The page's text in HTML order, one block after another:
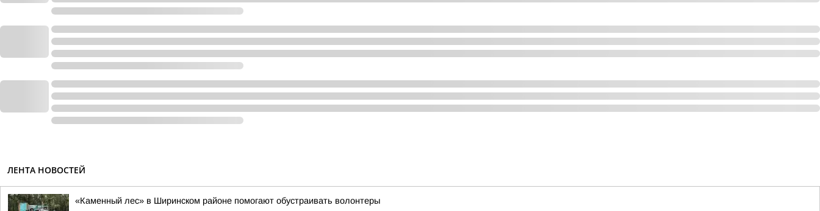
ЛЕНТА НОВОСТЕЙ
«Каменный лес» в Ширинском районе помогают обустраивать волонтеры